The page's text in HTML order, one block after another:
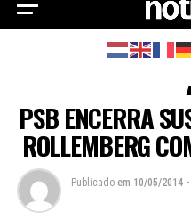
PSB ENCERRA
ROLLEMBERG
Publicado em 10/05/2014 -